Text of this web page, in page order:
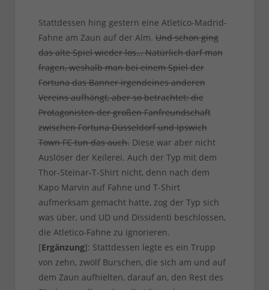
Stattdessen hing gestern eine Atletico-Madrid-
Fahne am Zaun auf der Alm.Und schon ging
das alte Spiel wieder los… Natürlich darf man
fragen, weshalb man bei einem Spiel der
Fortuna das Banner irgendeines anderen
Vereins aufhängt, aber so betrachtet: die
Protagonisten der großen Fanfreundschaft
zwischen Fortuna Düsseldorf und Ipswich
Town FC tun das auch.Diese war aber nicht
Auslöser der Keilerei. Auch der Typ mit dem
Thor-Steinar-T-Shirt nicht, denn nach dem
Kapo Marvin auf Fahne und T-Shirt
aufmerksam gemacht hatte, zog der Typ sich
was über, und UD und Dissidenti beschlossen,
die Atletico-Fahne zu ignorieren.
[Ergänzung]: Stattdessen legte es ein Trupp
von zehn, zwölf Burschen, die sich am und auf
dem Zaun aufhielten, darauf an, den Rest des